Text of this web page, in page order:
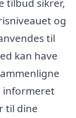
tilbud sikrer,
og
til
kan have
til dine